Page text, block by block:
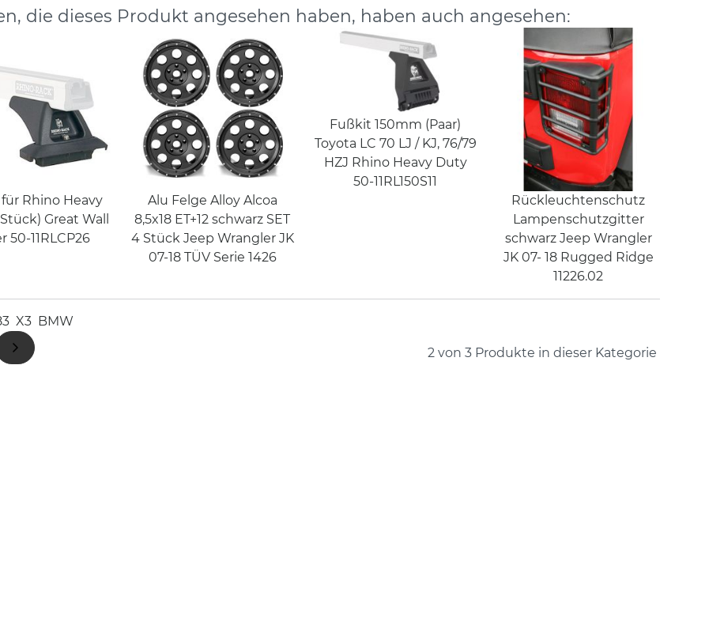
die dieses Produkt angesehen haben, haben auch angesehen:
Rhino Heavy
Great Wall
50-11RLCP26
Alu Felge Alloy Alcoa
8,5x18 ET+12 schwarz SET
4 Stück Jeep Wrangler JK
07-18 TÜV Serie 1426
Fußkit 150mm (Paar)
Toyota LC 70 LJ / KJ, 76/79
HZJ Rhino Heavy Duty
50-11RL150S11
Rückleuchtenschutz
Lampenschutzgitter
schwarz Jeep Wrangler
JK 07- 18 Rugged Ridge
11226.02
X3 BMW
2 von 3 Produkte in dieser Kategorie